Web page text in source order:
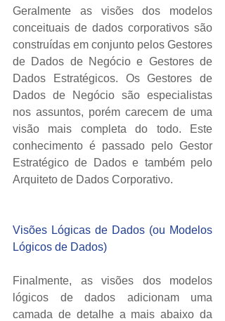
Geralmente as visões dos modelos
conceituais de dados corporativos são
construídas em conjunto pelos Gestores
de Dados de Negócio e Gestores de
Dados Estratégicos. Os Gestores de
Dados de Negócio são especialistas
nos assuntos, porém carecem de uma
visão mais completa do todo. Este
conhecimento é passado pelo Gestor
Estratégico de Dados e também pelo
Arquiteto de Dados Corporativo.
Visões Lógicas de Dados (ou Modelos
Lógicos de Dados)
Finalmente, as visões dos modelos
lógicos de dados adicionam uma
camada de detalhe a mais abaixo da